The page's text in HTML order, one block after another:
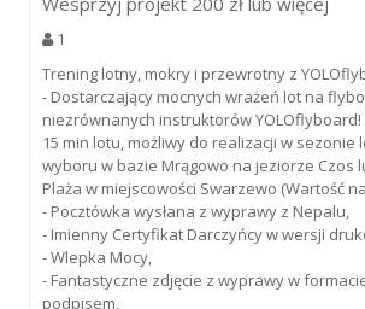
1
Trening lotny, mokry i przewrotny z
- Dostarczający mocnych wrażeń lot na
niezrównanych instruktorów
15 min lotu, możliwy do realizacji w sezonie
wyboru w bazie Mrągowo na jeziorze Czos
Plaża w miejscowości Swarzewo (Wartość
- Pocztówka wysłana z wyprawy z Nepalu,
- Imienny Certyfikat Darczyńcy w wersji
- Wlepka Mocy,
- Fantastyczne zdjęcie z wyprawy w
podpisem,